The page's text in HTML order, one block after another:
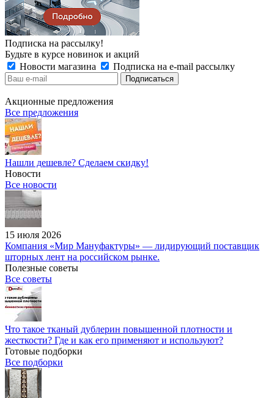
Подписка на рассылку!
Будьте в курсе новинок и акций
Новости магазина
Подписка на e-mail рассылку
Акционные предложения
Все предложения
Нашли дешевле? Сделаем скидку!
Новости
Все новости
15 июля 2026
Компания «Мир Мануфактуры» — лидирующий поставщик
шторных лент на российском рынке.
Полезные советы
Все советы
Что такое тканый дублерин повышенной плотности и
жесткости? Где и как его применяют и используют?
Готовые подборки
Все подборки